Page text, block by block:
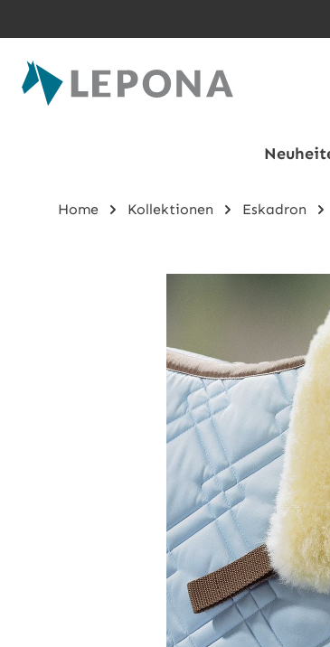
Home Kollektionen Eskadron